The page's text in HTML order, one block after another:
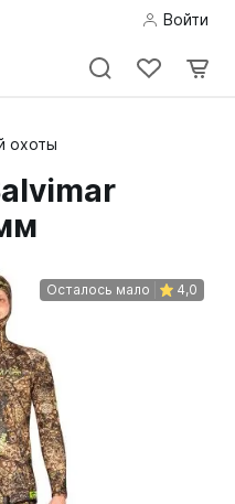
Войти
охоты
Осталось мало 4,0